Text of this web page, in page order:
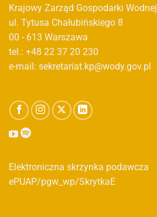
Krajowy Zarząd Gospodarki Wodnej
ul. Tytusa Chałubińskiego 8
00 - 613 Warszawa
tel.: +48 22 37 20 230
e-mail: sekretariat.kp@wody.gov.pl
Elektroniczna skrzynka podawcza
ePUAP/pgw_wp/SkrytkaE